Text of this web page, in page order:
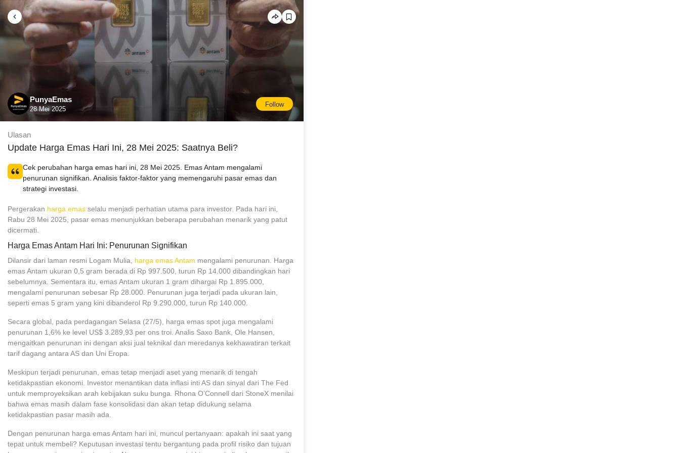
PunyaEmas
28 Mei 2025
Follow
Ulasan
Update Harga Emas Hari Ini, 28 Mei 2025: Saatnya Beli?
Cek perubahan harga emas hari ini, 28 Mei 2025. Emas Antam mengalami
penurunan signifikan. Analisis faktor-faktor yang memengaruhi pasar emas dan
strategi investasi.
Pergerakan harga emas selalu menjadi perhatian utama para investor. Pada hari ini,
Rabu 28 Mei 2025, pasar emas menunjukkan beberapa perubahan menarik yang patut
dicermati.
Harga Emas Antam Hari Ini: Penurunan Signifikan
Dilansir dari laman resmi Logam Mulia, harga emas Antam mengalami penurunan. Harga
emas Antam ukuran 0,5 gram berada di Rp 997.500, turun Rp 14.000 dibandingkan hari
sebelumnya. Sementara itu, emas Antam ukuran 1 gram dihargai Rp 1.895.000,
mengalami penurunan sebesar Rp 28.000. Penurunan juga terjadi pada ukuran lain,
seperti emas 5 gram yang kini dibanderol Rp 9.290.000, turun Rp 140.000.
Secara global, pada perdagangan Selasa (27/5), harga emas spot juga mengalami
penurunan 1,6% ke level US$ 3.289,93 per ons troi. Analis Saxo Bank, Ole Hansen,
mengaitkan penurunan ini dengan aksi jual teknikal dan meredanya kekhawatiran terkait
tarif dagang antara AS dan Uni Eropa.
Meskipun terjadi penurunan, emas tetap menjadi aset yang menarik di tengah
ketidakpastian ekonomi. Investor menantikan data inflasi inti AS dan sinyal dari The Fed
untuk memproyeksikan arah kebijakan suku bunga. Rhona O’Connell dari StoneX menilai
bahwa emas masih dalam fase konsolidasi dan akan tetap didukung selama
ketidakpastian pasar masih ada.
Dengan penurunan harga emas Antam hari ini, muncul pertanyaan: apakah ini saat yang
tepat untuk membeli? Keputusan investasi tentu bergantung pada profil risiko dan tujuan